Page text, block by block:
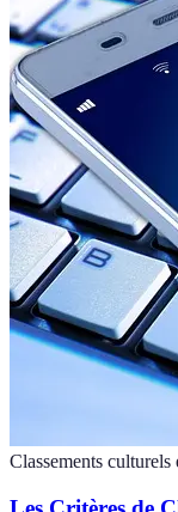
Classements culturels